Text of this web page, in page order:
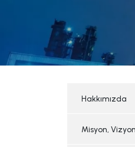
Hakkımızda
Misyon, Vizyon